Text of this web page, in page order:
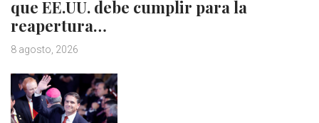
que EE.UU. debe cumplir para la
reapertura…
8 agosto, 2026